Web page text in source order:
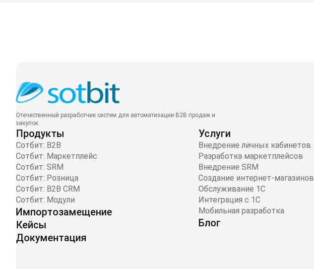
Отечественный разработчик систем для автоматизации B2B продаж и
закупок
Продукты
Сотбит: B2B
Сотбит: Маркетплейс
Сотбит: SRM
Сотбит: Розница
Сотбит: B2B CRM
Сотбит: Модули
Импортозамещение
Кейсы
Документация
Услуги
Внедрение личных кабинетов
Разработка маркетплейсов
Внедрение SRM
Создание интернет-магазинов
Обслуживание 1С
Интеграция с 1С
Мобильная разработка
Блог